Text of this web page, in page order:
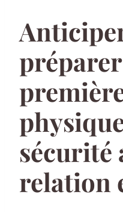
sécurité
relation